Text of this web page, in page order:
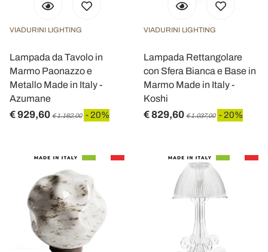
VIADURINI LIGHTING
Lampada da Tavolo in
Marmo Paonazzo e
Metallo Made in Italy -
Azumane
€ 929,60 € 1.162,00 - 20%
VIADURINI LIGHTING
Lampada Rettangolare
con Sfera Bianca e Base in
Marmo Made in Italy -
Koshi
€ 829,60 € 1.037,00 - 20%